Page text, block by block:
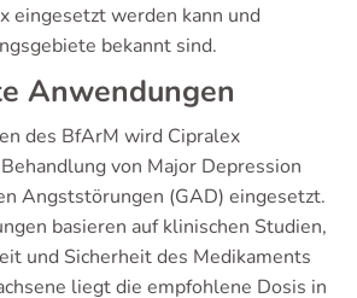
eingesetzt werden kann und
bekannt sind.
Anwendungen
des BfArM wird Cipralex
von Major Depression
Angststörungen (GAD) eingesetzt.
basieren auf klinischen Studien,
und Sicherheit des Medikaments
liegt die empfohlene Dosis in